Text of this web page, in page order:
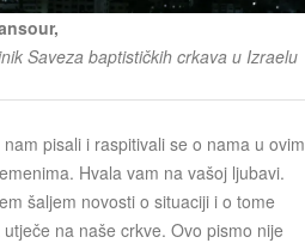
Saveza baptističkih crkava u Izraelu
pisali i raspitivali se o nama u ovim
Hvala vam na vašoj ljubavi.
šaljem novosti o situaciji i o tome
na naše crkve. Ovo pismo nije